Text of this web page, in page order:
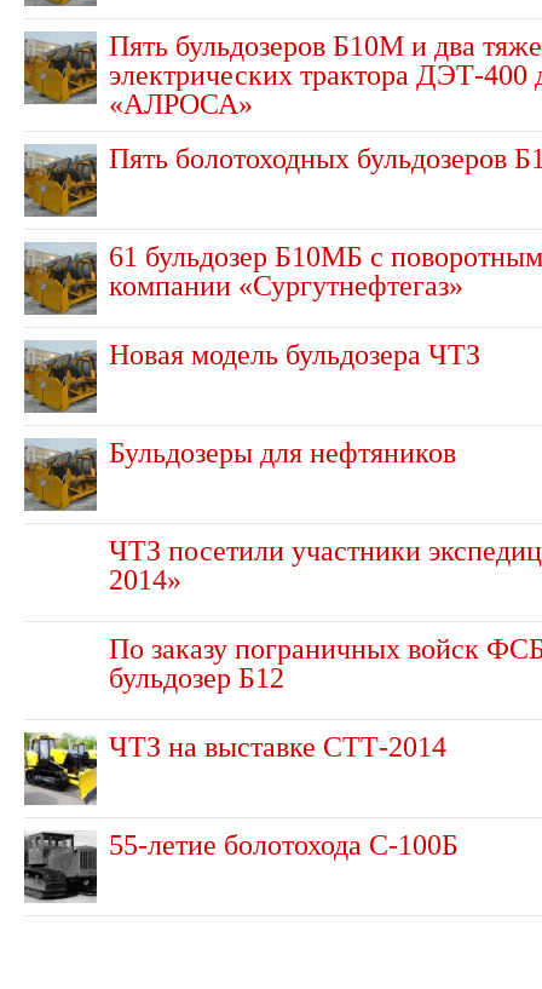
Пять бульдозеров Б10М и два
электрических трактора ДЭТ-400
«АЛРОСА»
Пять болотоходных бульдозеров
61 бульдозер Б10МБ с
компании «Сургутнефтегаз»
Новая модель бульдозера ЧТЗ
Бульдозеры для нефтяников
ЧТЗ посетили участники
2014»
По заказу пограничных войск
бульдозер Б12
ЧТЗ на выставке СТТ-2014
55-летие болотохода С-100Б